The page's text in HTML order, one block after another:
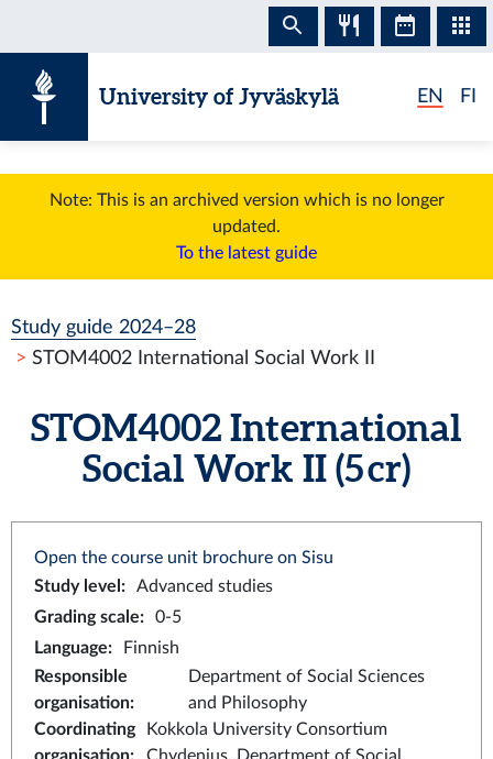
University of Jyväskylä EN FI
Note: This is an archived version which is no longer
updated.
To the latest guide
Study guide 2024–28
STOM4002 International Social Work II
STOM4002 International
Social Work II (5 cr)
Open the course unit brochure on Sisu
Study level :
Advanced studies
Grading scale:
0-5
Language:
Finnish
Responsible
organisation:
Department of Social Sciences
and Philosophy
Coordinating
Kokkola University Consortium